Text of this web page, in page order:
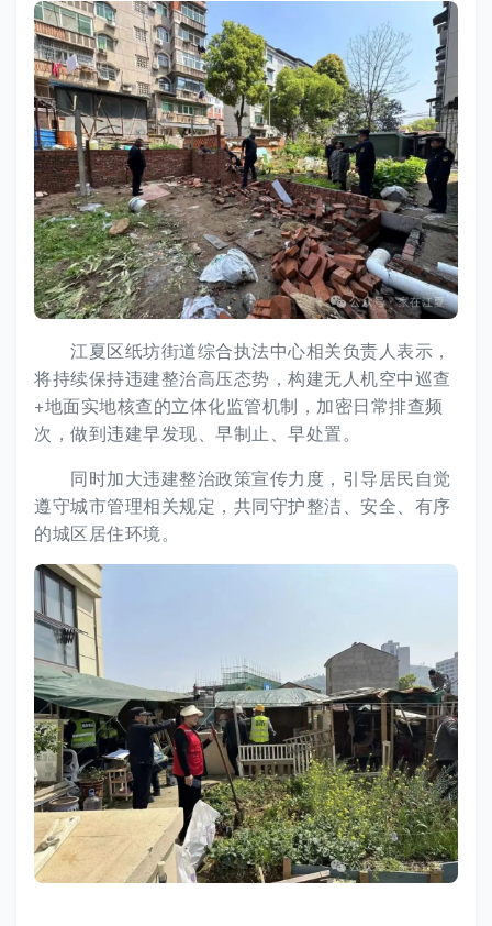
江夏区纸坊街道综合执法中心相关负责人表示，
将持续保持违建整治高压态势，构建无人机空中巡查
+地面实地核查的立体化监管机制，加密日常排查频
次，做到违建早发现、早制止、早处置。
同时加大违建整治政策宣传力度，引导居民自觉
遵守城市管理相关规定，共同守护整洁、安全、有序
的城区居住环境。